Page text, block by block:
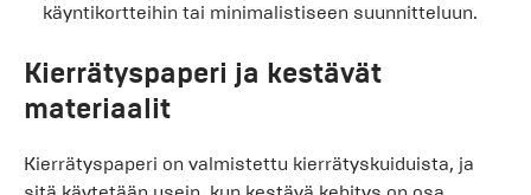
käyntikortteihin tai minimalistiseen suunnitteluun.
Kierrätyspaperi ja kestävät
materiaalit
Kierrätyspaperi on valmistettu kierrätyskuiduista, ja